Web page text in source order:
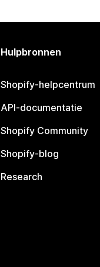
Hulpbronnen
Shopify-helpcentrum
API-documentatie
Shopify Community
Shopify-blog
Research